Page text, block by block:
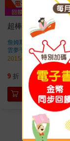
超棒推理小說這樣寫
詹姆斯．傅瑞著
雲夢千里出版
2015/12/01 出版
9 折 特價 342 元
加入購物車
TOP